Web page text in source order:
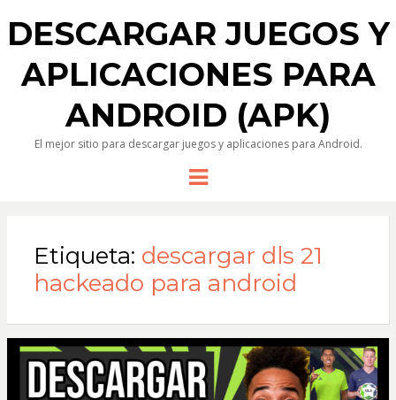
DESCARGAR JUEGOS Y
APLICACIONES PARA
ANDROID (APK)
El mejor sitio para descargar juegos y aplicaciones para Android.
Menu
Etiqueta: descargar dls 21
hackeado para android